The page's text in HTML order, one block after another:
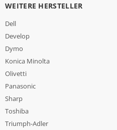
WEITERE HERSTELLER
Dell
Develop
Dymo
Konica Minolta
Olivetti
Panasonic
Sharp
Toshiba
Triumph-Adler